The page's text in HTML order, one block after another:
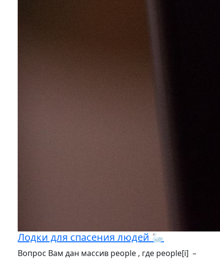
Лодки для спасения людей 🦢
Вопрос Вам дан массив people , где people[i] –